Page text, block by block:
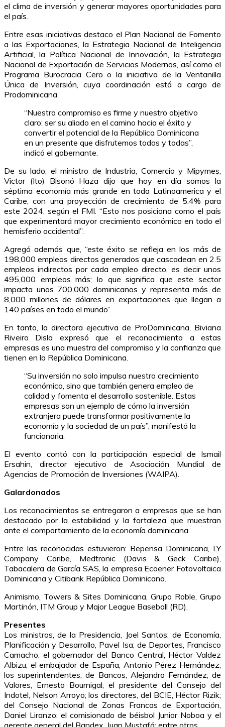
el clima de inversión y generar mayores oportunidades para
el país.
Entre esas iniciativas destaco el Plan Nacional de Fomento
a las Exportaciones, la Estrategia Nacional de Inteligencia
Artificial, la Política Nacional de Innovación, la Estrategia
Nacional de Exportación de Servicios Modernos, así como el
Programa Burocracia Cero o la iniciativa de la Ventanilla
Única de Inversión, cuya coordinación está a cargo de
Prodominicana.
“Nuestro compromiso es firme y nuestro objetivo
claro: ser su aliado en el camino hacia el éxito y
convertir el potencial de la República Dominicana
en un presente que disfrutemos todos y todas”,
indicó el gobernante.
De su lado, el ministro de Industria, Comercio y Mipymes,
Víctor (Ito) Bisonó Haza dijo que hoy en día somos la
séptima economía más grande en toda Latinoamerica y el
Caribe, con una proyección de crecimiento de 5.4% para
este 2024, según el FMI. “Esto nos posiciona como el país
que experimentará mayor crecimiento económico en todo el
hemisferio occidental”.
Agregó además que, “este éxito se refleja en los más de
198,000 empleos directos generados que cascadean en 2.5
empleos indirectos por cada empleo directo, es decir unos
495,000 empleos más; lo que significa que este sector
impacta unos 700,000 dominicanos y representa más de
8,000 millones de dólares en exportaciones que llegan a
140 países en todo el mundo”.
En tanto, la directora ejecutiva de ProDominicana, Biviana
Riveiro Disla expresó que el reconocimiento a estas
empresas es una muestra del compromiso y la confianza que
tienen en la República Dominicana.
“Su inversión no solo impulsa nuestro crecimiento
económico, sino que también genera empleo de
calidad y fomenta el desarrollo sostenible. Estas
empresas son un ejemplo de cómo la inversión
extranjera puede transformar positivamente la
economía y la sociedad de un país”, manifestó la
funcionaria.
El evento contó con la participación especial de Ismail
Ersahin, director ejecutivo de Asociación Mundial de
Agencias de Promoción de Inversiones (WAIPA).
Galardonados
Los reconocimientos se entregaron a empresas que se han
destacado por la estabilidad y la fortaleza que muestran
ante el comportamiento de la economía dominicana.
Entre las reconocidas estuvieron: Bepensa Dominicana, LY
Company Caribe, Medtronic (Davis & Geck Caribe),
Tabacalera de García SAS, la empresa Ecoener Fotovoltaica
Dominicana y Citibank República Dominicana.
Animismo, Towers & Sites Dominicana, Grupo Roble, Grupo
Martinón, ITM Group y Major League Baseball (RD).
Presentes
Los ministros, de la Presidencia, Joel Santos; de Economía,
Planificación y Desarrollo, Pavel Isa; de Deportes, Francisco
Camacho; el gobernador del Banco Central, Héctor Valdez
Albizu; el embajador de España, Antonio Pérez Hernández;
los superintendentes, de Bancos, Alejandro Fernández; de
Valores, Ernesto Bournigal; el presidente del Consejo del
Indotel, Nelson Arroyo; los directores, del BCIE, Héctor Rizik;
del Consejo Nacional de Zonas Francas de Exportación,
Daniel Liranzo; el comisionado de béisbol Junior Noboa y el
gerente general del Bandex, Juan Mustafá; entre otros.